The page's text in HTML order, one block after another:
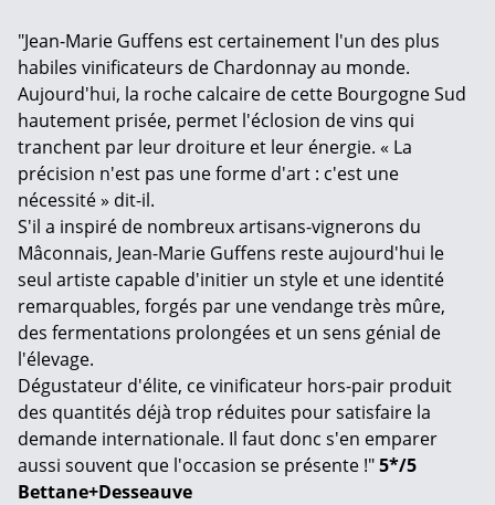
"Jean-Marie Guffens est certainement l'un des plus
habiles vinificateurs de Chardonnay au monde.
Aujourd'hui, la roche calcaire de cette Bourgogne Sud
hautement prisée, permet l'éclosion de vins qui
tranchent par leur droiture et leur énergie. « La
précision n'est pas une forme d'art : c'est une
nécessité » dit-il.
S'il a inspiré de nombreux artisans-vignerons du
Mâconnais, Jean-Marie Guffens reste aujourd'hui le
seul artiste capable d'initier un style et une identité
remarquables, forgés par une vendange très mûre,
des fermentations prolongées et un sens génial de
l'élevage.
Dégustateur d'élite, ce vinificateur hors-pair produit
des quantités déjà trop réduites pour satisfaire la
demande internationale. Il faut donc s'en emparer
aussi souvent que l'occasion se présente !"5*/5
Bettane+Desseauve